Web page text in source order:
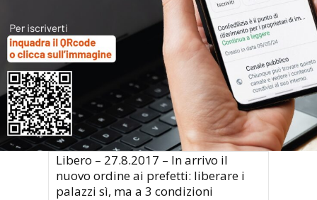
Il Giornale – 27.8.2017 – “Proprietari
danneggiati dal governo”
Leggi
Il Giornale – 27.8.2017 – Boldrini e
Minniti cedono alle occupazioni
abusive
Leggi
Libero – 27.8.2017 – In arrivo il
nuovo ordine ai prefetti: liberare i
palazzi sì, ma a 3 condizioni